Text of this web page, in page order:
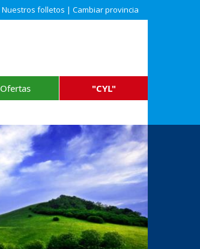
Nuestros folletos | Cambiar provincia
Ofertas "CYL"